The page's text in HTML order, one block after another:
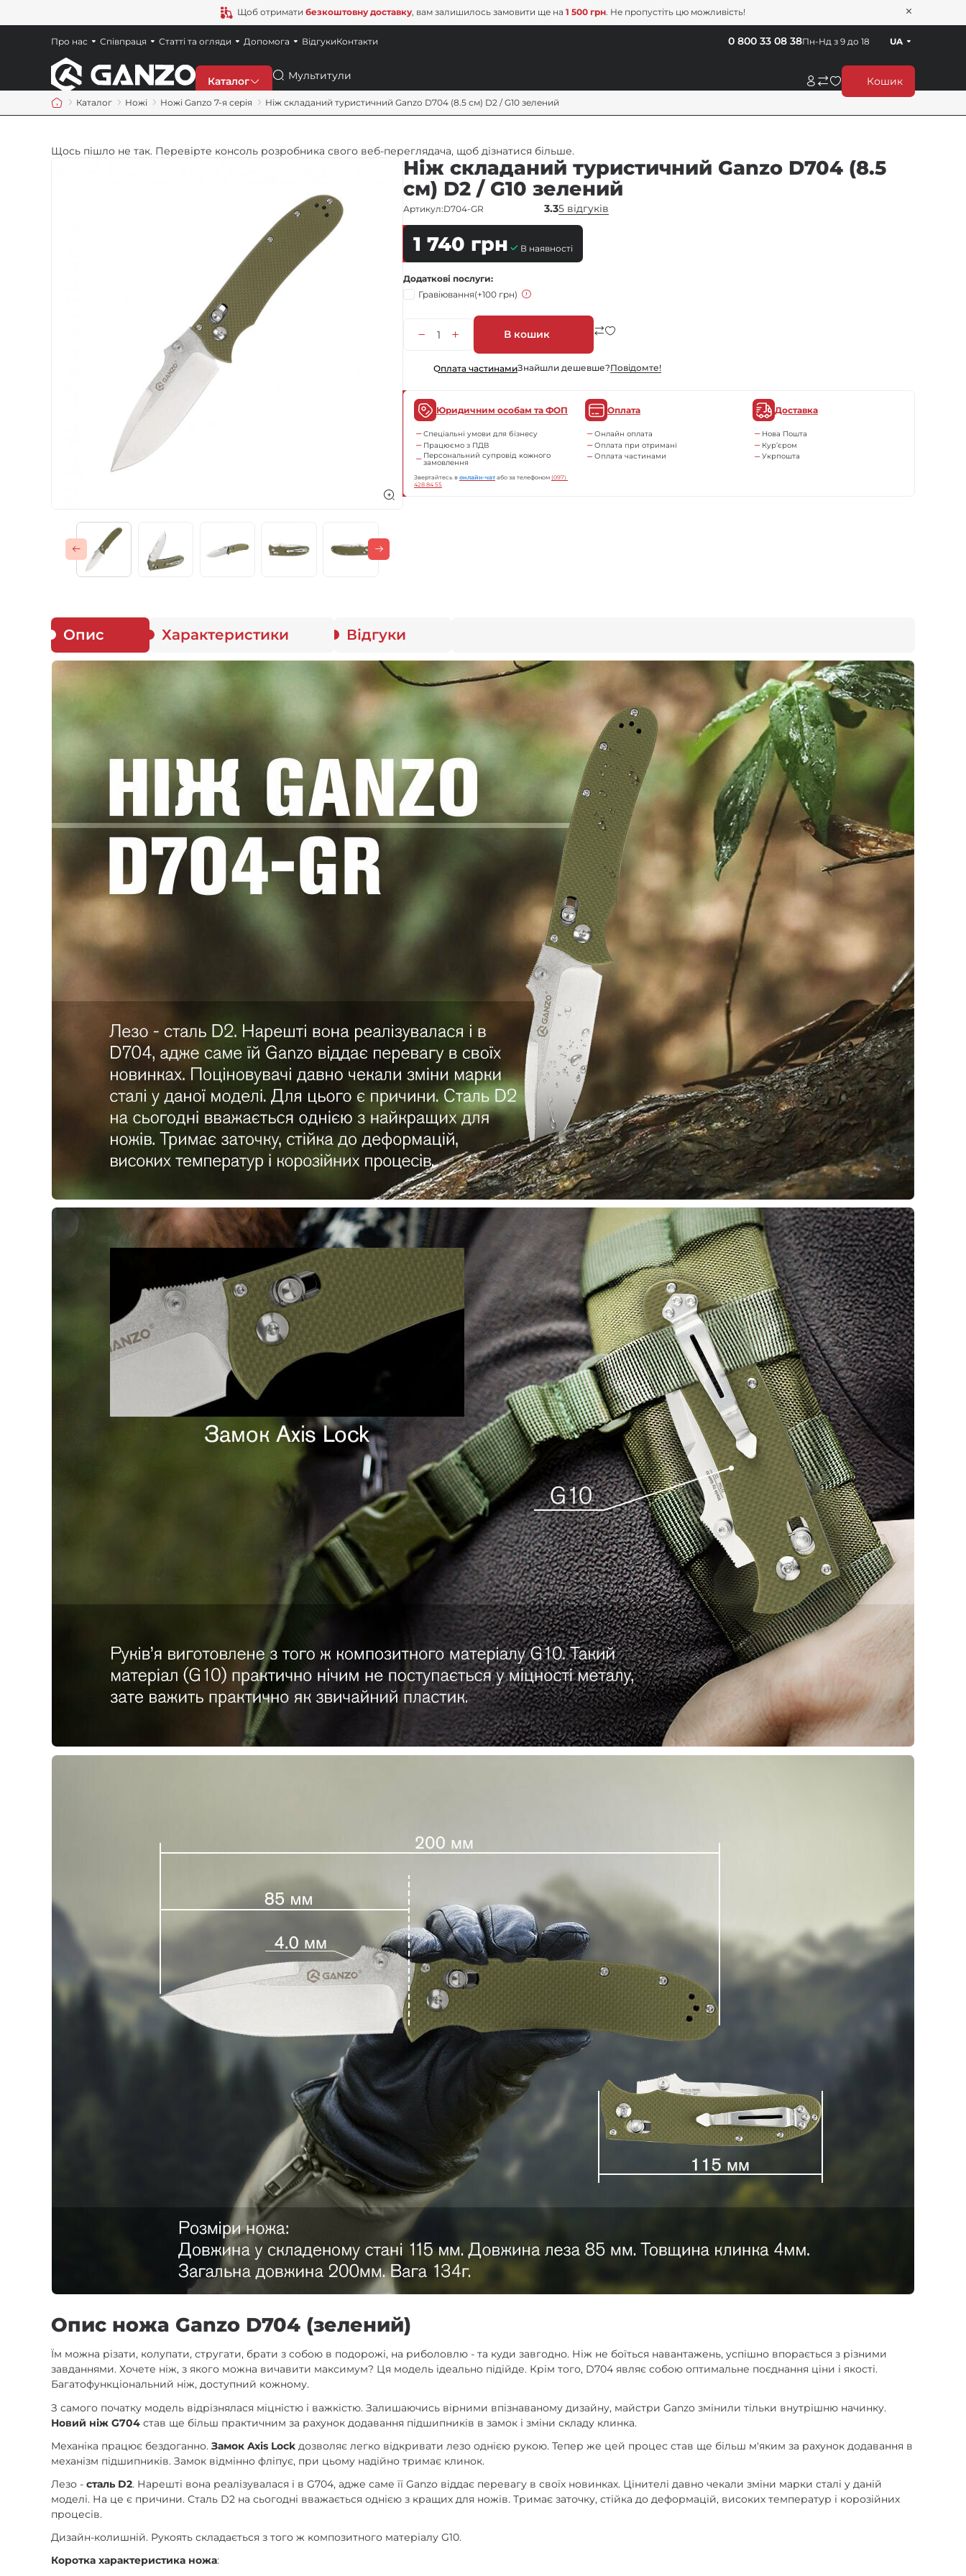
Щоб отримати безкоштовну доставку, вам залишилось замовити ще на 1 500 грн. Не пропустіть цю можливість!
Каталог
Точила
Мультитули
Газові пальники
Спорядження
Пошук Кошик
Пн-Нд з 9 до 18
0 800 33 08 38 UA
Про нас Співпраця Статті та огляди Допомога ВідгукиКонтакти
Каталог Ножі Ножі Ganzo 7-я серія Ніж складаний туристичний Ganzo D704 (8.5 см) D2 / G10 зелений
Щось пішло не так. Перевірте консоль розробника свого веб-переглядача, щоб дізнатися більше.
Ніж складаний туристичний Ganzo D704 (8.5
см) D2 / G10 зелений
Артикул:D704-GR 3.35 відгуків
1 740 грн В наявності
Додаткові послуги
Гравіювання(+100 грн)
В кошик
Оплата частинамиЗнайшли дешевше?Повiдомте!
Юридичним особам та ФОП
Спеціальні умови для бізнесу
Працюємо з ПДВ
Персональний супровід кожного
замовлення
Звертайтесь вонлайн-чат або за телефоном(097)
428 84 55
Оплата
Онлайн оплата
Оплата при отримані
Оплата частинами
Доставка
Нова Пошта
Кур’єром
Укрпошта
Опис Характеристики Відгуки
Опис ножа Ganzo D704 (зелений)
Їм можна різати, колупати, стругати, брати з собою в подорожі, на риболовлю - та куди завгодно. Ніж не боїться навантажень, успішно впорається з різними
завданнями. Хочете ніж, з якого можна вичавити максимум? Ця модель ідеально підійде. Крім того, D704 являє собою оптимальне поєднання ціни і якості.
Багатофункціональний ніж, доступний кожному.
З самого початку модель відрізнялася міцністю і важкістю. Залишаючись вірними впізнаваному дизайну, майстри Ganzo змінили тільки внутрішню начинку.
Новий ніж G704 став ще більш практичним за рахунок додавання підшипників в замок і зміни складу клинка.
Механіка працює бездоганно.Замок Axis Lock дозволяє легко відкривати лезо однією рукою. Тепер же цей процес став ще більш м'яким за рахунок додавання в
механізм підшипників. Замок відмінно фліпує, при цьому надійно тримає клинок.
Лезо -сталь D2. Нарешті вона реалізувалася і в G704, адже саме її Ganzo віддає перевагу в своїх новинках. Цінителі давно чекали зміни марки сталі у даній
моделі. На це є причини. Сталь D2 на сьогодні вважається однією з кращих для ножів. Тримає заточку, стійка до деформацій, високих температур і корозійних
процесів.
Дизайн-колишній. Рукоять складається з того ж композитного матеріалу G10.
Коротка характеристика ножа: